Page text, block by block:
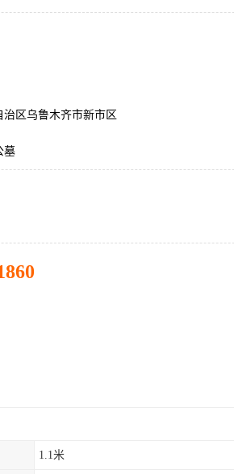
治区乌鲁木齐市新市区
墓
1.1米